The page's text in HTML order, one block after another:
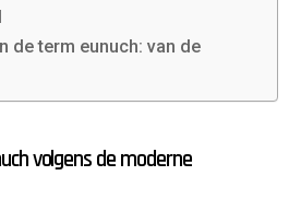
de term eunuch: van de
volgens de moderne